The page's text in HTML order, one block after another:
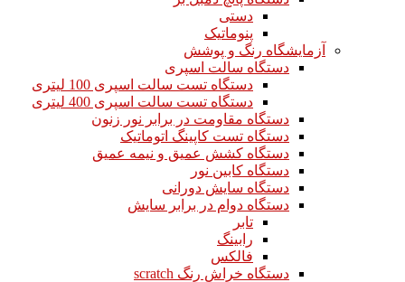
دستی
پنوماتیک
آزمایشگاه رنگ و پوشش
دستگاه سالت اسپری
دستگاه تست سالت اسپری 100 لیتری
دستگاه تست سالت اسپری 400 لیتری
دستگاه مقاومت در برابر نور زنون
دستگاه تست کاپینگ اتوماتیک
دستگاه کشش عمیق و نیمه عمیق
دستگاه کابین نور
دستگاه سایش دورانی
دستگاه دوام در برابر سایش
تابر
رابینگ
فالکس
دستگاه خراش رنگ scratch